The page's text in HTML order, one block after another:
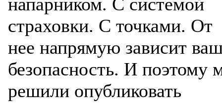
страховки. С точками. От
нее напрямую зависит
безопасность. И поэтому
решили опубликовать